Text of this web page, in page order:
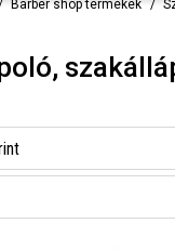
Barber shop termékek